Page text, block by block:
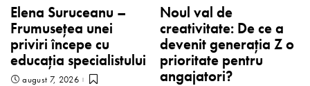
Elena Suruceanu –
Frumusețea unei
priviri începe cu
educația specialistului
august 7, 2026
Noul val de
creativitate: De ce a
devenit generația Z o
prioritate pentru
angajatori?